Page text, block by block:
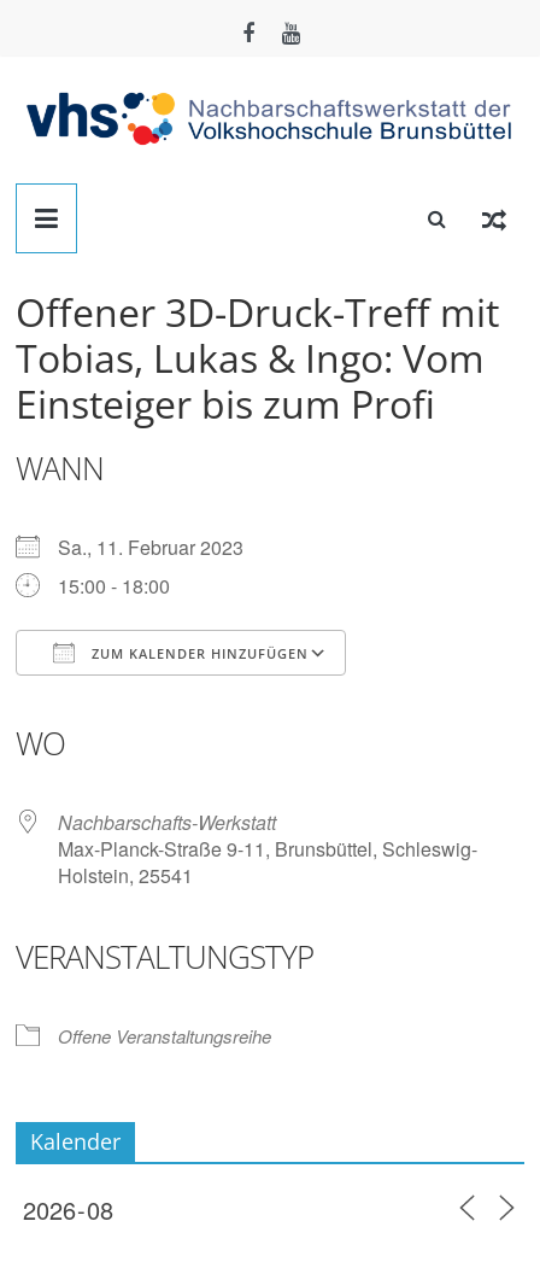
Nachbarschafts-
Werkstatt
Brunsbüttel
Der
Treffpunkt
zum
Basteln,
Digitalisieren
und
Klönen
Offener 3D-Druck-Treff mit
Tobias, Lukas & Ingo: Vom
Einsteiger bis zum Profi
WANN
Sa., 11. Februar 2023
15:00 - 18:00
ZUM KALENDER HINZUFÜGEN
WO
Nachbarschafts-Werkstatt
Max-Planck-Straße 9-11, Brunsbüttel, Schleswig-
Holstein, 25541
VERANSTALTUNGSTYP
Offene Veranstaltungsreihe
Kalender